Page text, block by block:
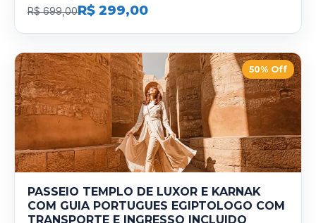
R$ 699,00R$ 299,00
50% Off
PASSEIO TEMPLO DE LUXOR E KARNAK
COM GUIA PORTUGUES EGIPTOLOGO COM
TRANSPORTE E INGRESSO INCLUIDO